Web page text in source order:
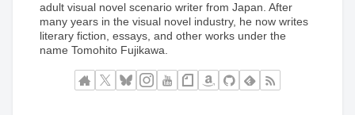
adult visual novel scenario writer from Japan. After
many years in the visual novel industry, he now writes
literary fiction, essays, and other works under the
name Tomohito Fujikawa.